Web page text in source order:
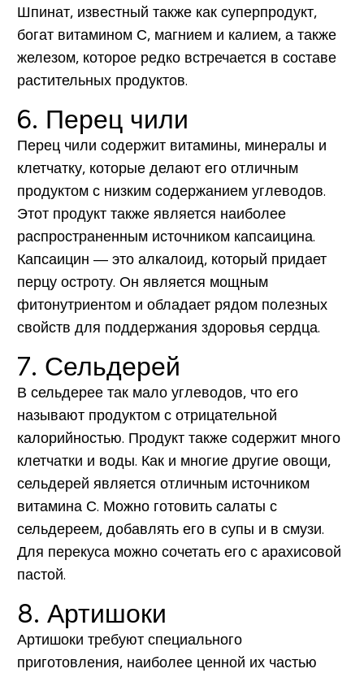
Шпинат, известный также как суперпродукт,
богат витамином С, магнием и калием, а также
железом, которое редко встречается в составе
растительных продуктов.
6. Перец чили
Перец чили содержит витамины, минералы и
клетчатку, которые делают его отличным
продуктом с низким содержанием углеводов.
Этот продукт также является наиболее
распространенным источником капсаицина.
Капсаицин — это алкалоид, который придает
перцу остроту. Он является мощным
фитонутриентом и обладает рядом полезных
свойств для поддержания здоровья сердца.
7. Сельдерей
В сельдерее так мало углеводов, что его
называют продуктом с отрицательной
калорийностью. Продукт также содержит много
клетчатки и воды. Как и многие другие овощи,
сельдерей является отличным источником
витамина С. Можно готовить салаты с
сельдереем, добавлять его в супы и в смузи.
Для перекуса можно сочетать его с арахисовой
пастой.
8. Артишоки
Артишоки требуют специального
приготовления, наиболее ценной их частью